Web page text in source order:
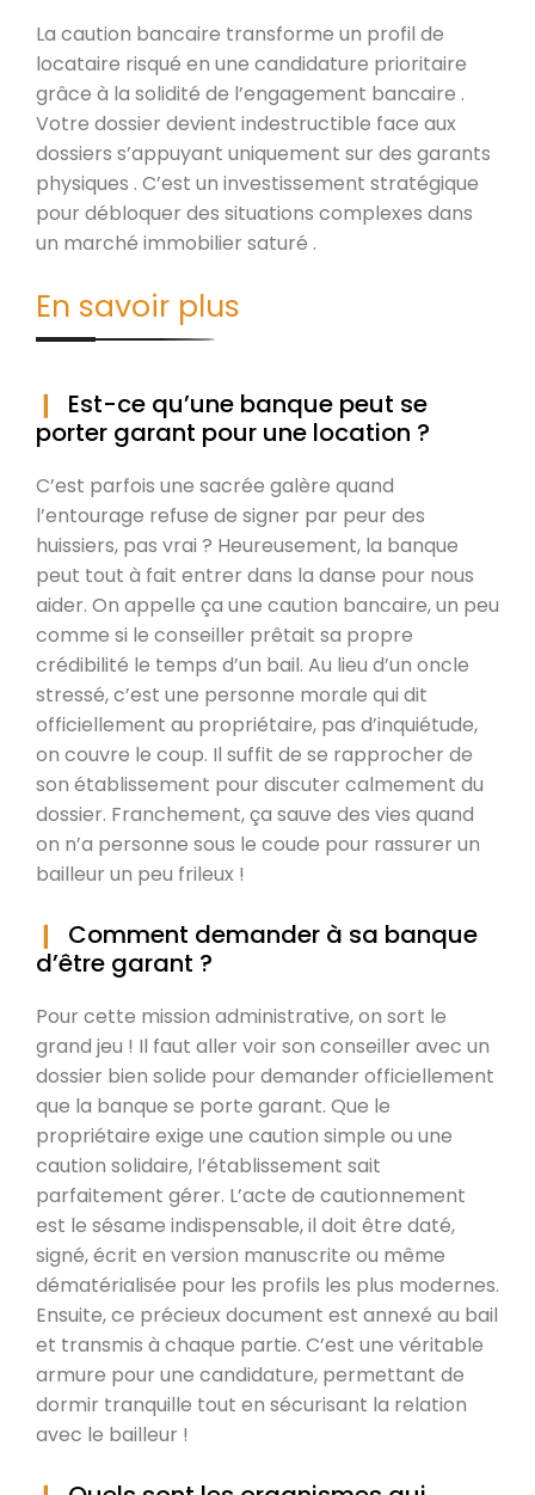
La caution bancaire transforme un profil de
locataire risqué en une candidature prioritaire
grâce à la solidité de l’engagement bancaire .
Votre dossier devient indestructible face aux
dossiers s’appuyant uniquement sur des garants
physiques . C’est un investissement stratégique
pour débloquer des situations complexes dans
un marché immobilier saturé .
En savoir plus
Est-ce qu’une banque peut se
porter garant pour une location ?
C’est parfois une sacrée galère quand
l’entourage refuse de signer par peur des
huissiers, pas vrai ? Heureusement, la banque
peut tout à fait entrer dans la danse pour nous
aider. On appelle ça une caution bancaire, un peu
comme si le conseiller prêtait sa propre
crédibilité le temps d’un bail. Au lieu d’un oncle
stressé, c’est une personne morale qui dit
officiellement au propriétaire, pas d’inquiétude,
on couvre le coup. Il suffit de se rapprocher de
son établissement pour discuter calmement du
dossier. Franchement, ça sauve des vies quand
on n’a personne sous le coude pour rassurer un
bailleur un peu frileux !
Comment demander à sa banque
d’être garant ?
Pour cette mission administrative, on sort le
grand jeu ! Il faut aller voir son conseiller avec un
dossier bien solide pour demander officiellement
que la banque se porte garant. Que le
propriétaire exige une caution simple ou une
caution solidaire, l’établissement sait
parfaitement gérer. L’acte de cautionnement
est le sésame indispensable, il doit être daté,
signé, écrit en version manuscrite ou même
dématérialisée pour les profils les plus modernes.
Ensuite, ce précieux document est annexé au bail
et transmis à chaque partie. C’est une véritable
armure pour une candidature, permettant de
dormir tranquille tout en sécurisant la relation
avec le bailleur !